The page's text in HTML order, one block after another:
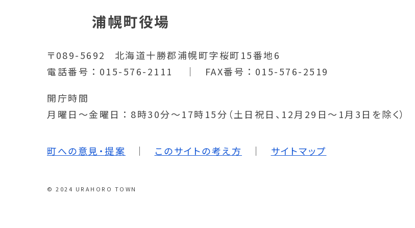
浦幌町役場
〒089-5692
北海道十勝郡浦幌町字桜町15番地6
電話番号
015-576-2111 FAX番号
015-576-2519
開庁時間
月曜日～金曜日
8時30分～17時15分（土日祝日、12月29日～1月3日を除く）
町への意見・提案 このサイトの考え方 サイトマップ
© 2024 URAHORO TOWN